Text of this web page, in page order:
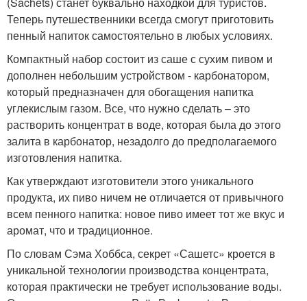
Теперь путешественники всегда смогут приготовить
пенный напиток самостоятельно в любых условиях.
Компактный набор состоит из саше с сухим пивом и
дополнен небольшим устройством - карбонатором,
который предназначен для обогащения напитка
углекислым газом. Все, что нужно сделать – это
растворить концентрат в воде, которая была до этого
залита в карбонатор, незадолго до предполагаемого
изготовления напитка.
Как утверждают изготовители этого уникального
продукта, их пиво ничем не отличается от привычного
всем пенного напитка: новое пиво имеет тот же вкус и
аромат, что и традиционное.
По словам Сэма Хоббса, секрет «Сашетс» кроется в
уникальной технологии производства концентрата,
которая практически не требует использование воды.